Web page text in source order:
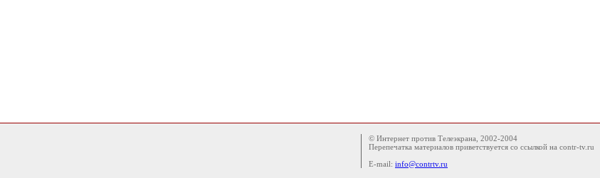
© Интернет против Телеэкрана, 2002-2004
Перепечатка материалов приветствуется со ссылкой на contr-tv.ru
E-mail: info@contrtv.ru